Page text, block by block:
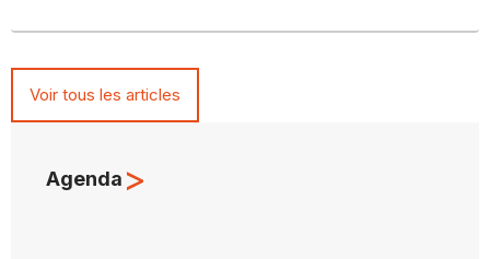
Voir tous les articles
Agenda >